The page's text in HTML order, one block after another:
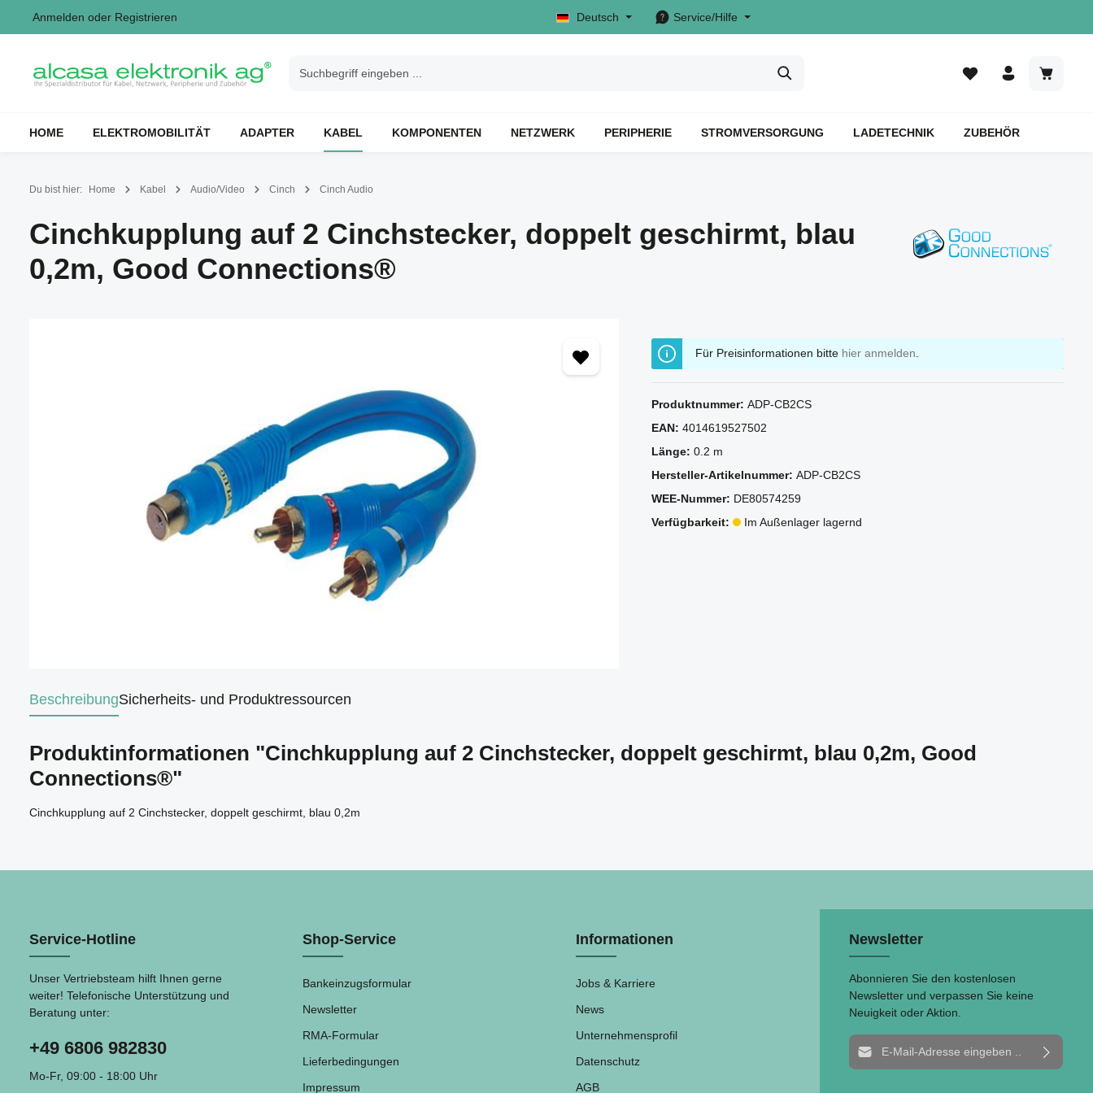
Zur Hauptnavigation springen
Anmelden oder Registrieren Deutsch Service/Hilfe
HOME ELEKTROMOBILITÄT ADAPTER KABEL KOMPONENTEN NETZWERK PERIPHERIE STROMVERSORGUNG LADETECHNIK ZUBEHÖR
Du bist hier: Home Kabel Audio/Video Cinch Cinch Audio
Cinchkupplung auf 2 Cinchstecker, doppelt geschirmt, blau
0,2m, Good Connections®
Für Preisinformationen bitte hier anmelden
Produktnummer:ADP-CB2CS
EAN:4014619527502
Länge:0.2 m
Hersteller-Artikelnummer:ADP-CB2CS
WEE-Nummer: DE80574259
Verfügbarkeit:
Im Außenlager lagernd
BeschreibungSicherheits- und Produktressourcen
Produktinformationen "Cinchkupplung auf 2 Cinchstecker, doppelt geschirmt, blau 0,2m, Good
Connections®"
Cinchkupplung auf 2 Cinchstecker, doppelt geschirmt, blau 0,2m
Service-Hotline
Unser Vertriebsteam hilft Ihnen gerne
weiter! Telefonische Unterstützung und
Beratung unter:
+49 6806 982830
Mo-Fr, 09:00 - 18:00 Uhr
Shop-Service
Bankeinzugsformular
Newsletter
RMA-Formular
Lieferbedingungen
Impressum
Informationen
Jobs & Karriere
News
Unternehmensprofil
Datenschutz
AGB
Newsletter
Abonnieren Sie den kostenlosen
Newsletter und verpassen Sie keine
Neuigkeit oder Aktion.
E-Mail-Adresse*